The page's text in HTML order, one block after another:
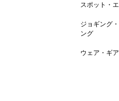
スポット・
ジョギング
ング
ウェア・ギア